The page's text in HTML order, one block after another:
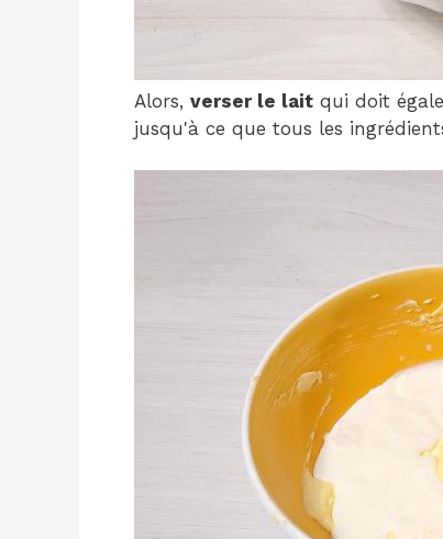
Alors, verser le lait qui doit
jusqu'à ce que tous les